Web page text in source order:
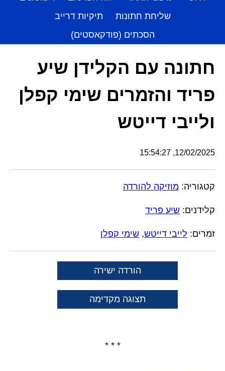
שליחת חתונות
תיקיות דרייב
הסכתים (פודקאסטים)
חתונה עם הקלידן שיע
פריד והזמרים שימי קפלן
ולייבי דייטש
12/02/2025, 15:54:27
קטגוריה: מוזיקה להורדה
קלידנים: שיע פריד
זמרים: לייבי דייטש, שימי קפלן
הורדה ישירה
תצוגה מקדימה
* * *